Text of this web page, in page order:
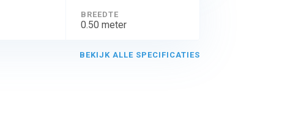
BREEDTE
0.50 meter
BEKIJK ALLE SPECIFICATIES